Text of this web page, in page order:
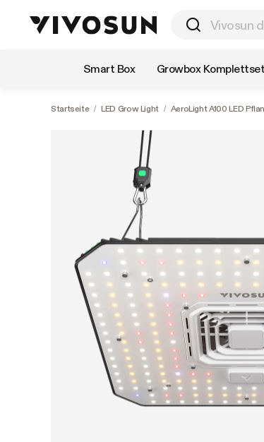
Smart Box Growbox Komplettset
Startseite / LED Grow Light / AeroLight A100 LED